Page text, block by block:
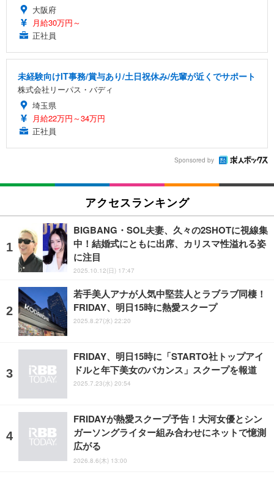
大阪府
月給30万円～
正社員
未経験向けIT事務/賞与あり/土日祝休み/先輩が近くでサポート
株式会社リーパス・バディ
埼玉県
月給22万円～34万円
正社員
Sponsored by
アクセスランキング
BIGBANG・SOL夫妻、久々の2SHOTに視線集
中！結婚式にともに出席、カリスマ性溢れる姿
に注目
2025.10.12(日) 17:47
若手美人アナが人気中堅芸人とラブラブ同棲！
FRIDAY、明日15時に熱愛スクープ
2025.8.27(水) 22:20
FRIDAY、明日15時に「STARTO社トップアイ
ドルと年下美女のバカンス」スクープを報道
2025.7.23(水) 20:54
FRIDAYが熱愛スクープ予告！大河女優とシン
ガーソングライター組み合わせにネットで憶測
広がる
2026.8.6(木) 13:00